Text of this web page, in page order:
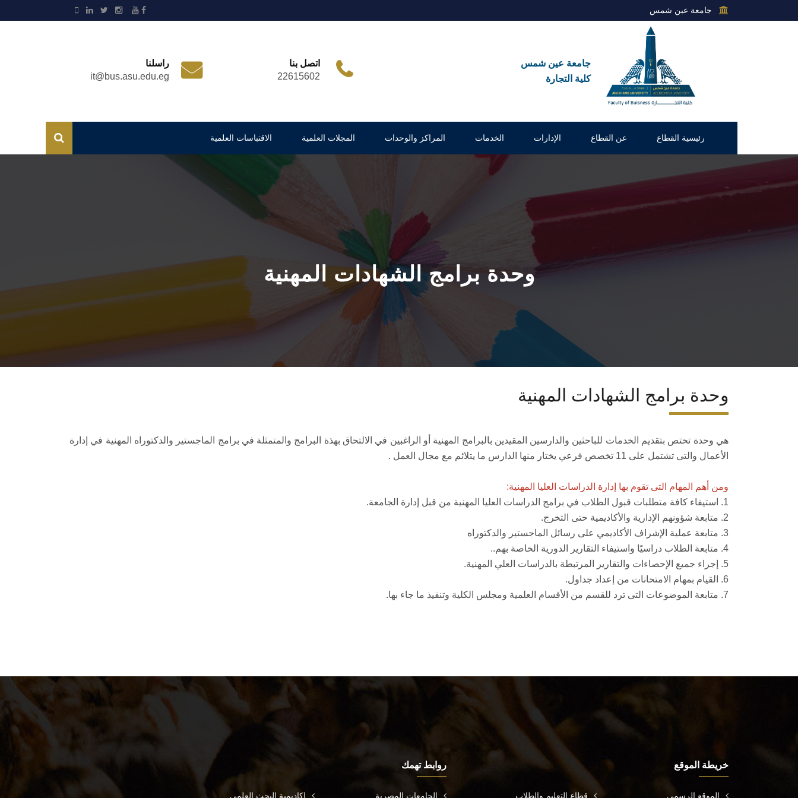
جامعة عين شمس
جامعة عين شمس
كلية التجارة
اتصل بنا
22615602
راسلنا
it@bus.asu.edu.eg
رئيسية القطاع عن القطاع الإدارات الخدمات المراكز والوحدات المجلات العلمية الاقتباسات العلمية
وحدة برامج الشهادات المهنية
وحدة برامج الشهادات المهنية
هي وحدة تختص بتقديم الخدمات للباحثين والدارسين المقيدين بالبرامج المهنية أو الراغبين في الالتحاق بهذة البرامج والمتمثلة في برامج الماجستير والدكتوراه المهنية في إدارة
الأعمال والتى تشتمل على 11 تخصص فرعي يختار منها الدارس ما يتلائم مع مجال العمل .
ومن أهم المهام التى تقوم بها إدارة الدراسات العليا المهنية:
1. استيفاء كافة متطلبات قبول الطلاب في برامج الدراسات العليا المهنية من قبل إدارة الجامعة.
2. متابعة شؤونهم الإدارية والأكاديمية حتى التخرج.
3. متابعة عملية الإشراف الأكاديمي على رسائل الماجستير والدكتوراه
4. متابعة الطلاب دراسيًا واستيفاء التقارير الدورية الخاصة بهم..
5. إجراء جميع الإحصاءات والتقارير المرتبطة بالدراسات العلي المهنية.
6. القيام بمهام الامتحانات من إعداد جداول.
7. متابعة الموضوعات التى ترد للقسم من الأقسام العلمية ومجلس الكلية وتنفيذ ما جاء بها.
خريطة الموقع
الموقع الرسمي قطاع التعليم والطلاب
روابط تهمك
الجامعات المصرية اكاديمية البحث العلمي